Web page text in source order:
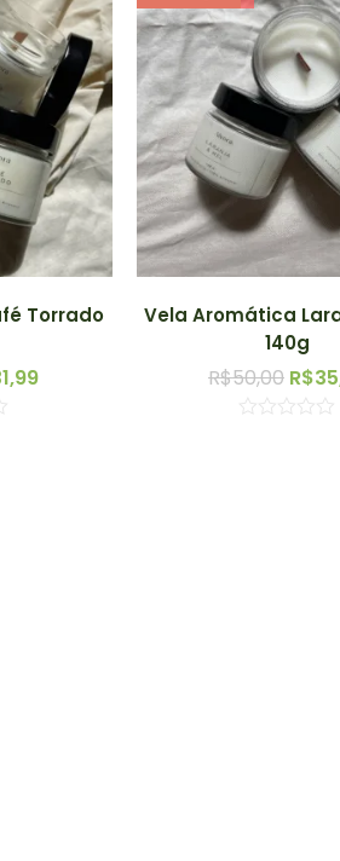
Torrado
Vela Aromática
140g
R$50,00 R$